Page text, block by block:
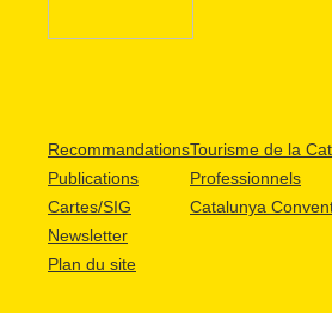
Recommandations
Publications
Cartes/SIG
Newsletter
Plan du site
Tourisme de la
Professionnels
Catalunya